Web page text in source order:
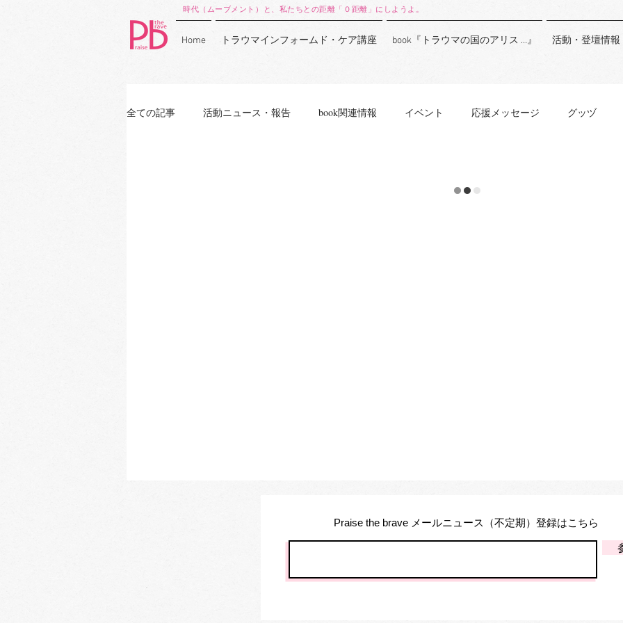
時代（ムーブメント）と、私たちとの距離「０距離」にしようよ。
Home トラウマインフォームド・ケア講座 book『トラウマの国のアリス …』 活動・登壇情報
全ての記事 活動ニュース・報告 book関連情報 イベント 応援メッセージ グッヅ
Praise the brave メールニュース（不定期）登録はこちら